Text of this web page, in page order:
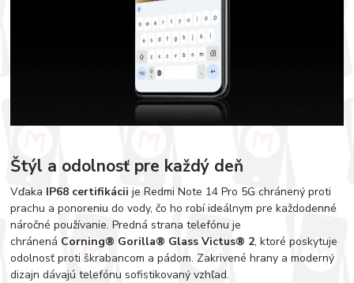
Štýl a odolnosť pre každý deň
Vďaka IP68 certifikácii je Redmi Note 14 Pro 5G chránený proti
prachu a ponoreniu do vody, čo ho robí ideálnym pre každodenné
náročné používanie. Predná strana telefónu je
chránená Corning® Gorilla® Glass Victus® 2, ktoré poskytuje
odolnosť proti škrabancom a pádom. Zakrivené hrany a moderný
dizajn dávajú telefónu sofistikovaný vzhľad.